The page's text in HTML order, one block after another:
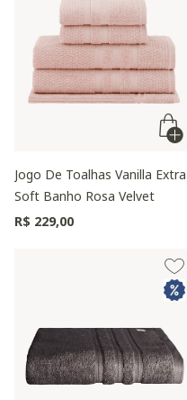
Jogo De Toalhas Vanilla Extra
Soft Banho Rosa Velvet
R$ 229,00